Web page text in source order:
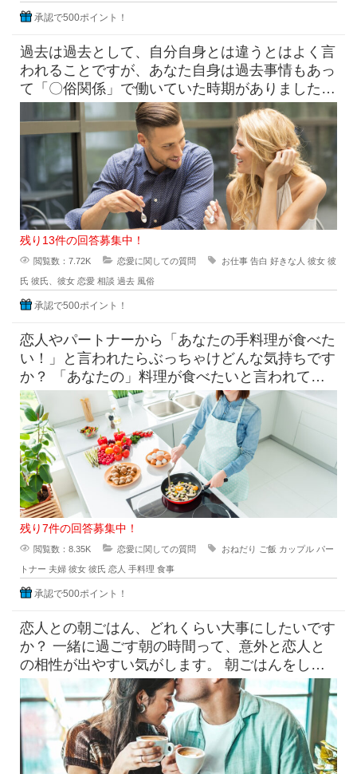
承認で500ポイント！
過去は過去として、自分自身とは違うとはよく言
われることですが、あなた自身は過去事情もあっ
て「〇俗関係」で働いていた時期がありました
が、それを経ていまの自分がある
残り13件の回答募集中！
閲覧数：7.72K 恋愛に関しての質問 お仕事 告白 好きな人 彼女 彼
氏 彼氏、彼女 恋愛 相談 過去 風俗
承認で500ポイント！
恋人やパートナーから「あなたの手料理が食べた
い！」と言われたらぶっちゃけどんな気持ちです
か？ 「あなたの」料理が食べたいと言われて素
直に嬉しいという気持ち
残り7件の回答募集中！
閲覧数：8.35K 恋愛に関しての質問 おねだり ご飯 カップル パー
トナー 夫婦 彼女 彼氏 恋人 手料理 食事
承認で500ポイント！
恋人との朝ごはん、どれくらい大事にしたいです
か？ 一緒に過ごす朝の時間って、意外と恋人と
の相性が出やすい気がします。 朝ごはんをしっ
かり食べたい派と、ギリギ